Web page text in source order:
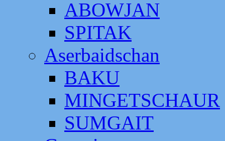
ABOWJAN
SPITAK
Aserbaidschan
BAKU
MINGETSCHAUR
SUMGAIT